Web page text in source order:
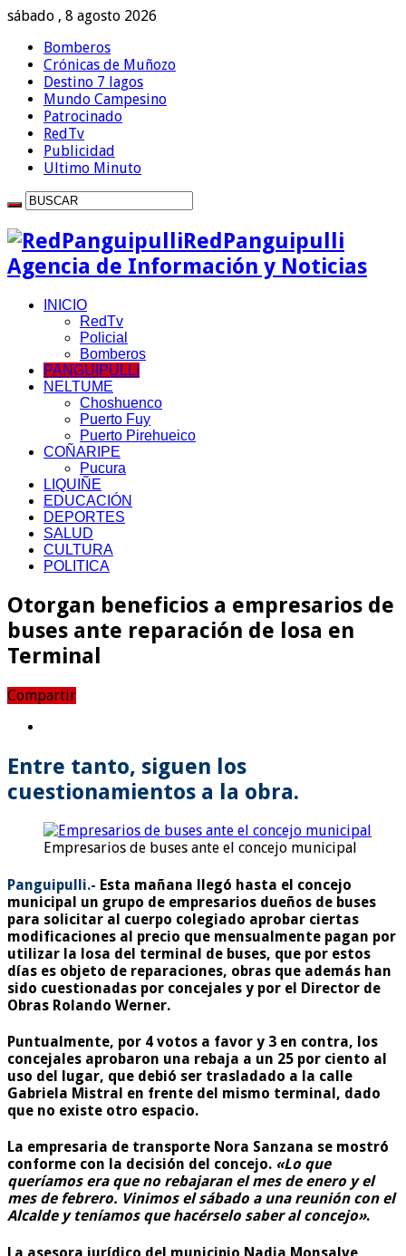
sábado , 8 agosto 2026
Bomberos
Crónicas de Muñozo
Destino 7 lagos
Mundo Campesino
Patrocinado
RedTv
Publicidad
Ultimo Minuto
RedPanguipulli
Agencia de Información y Noticias
INICIO
RedTv
Policial
Bomberos
PANGUIPULLI
NELTUME
Choshuenco
Puerto Fuy
Puerto Pirehueico
COÑARIPE
Pucura
LIQUIÑE
EDUCACIÓN
DEPORTES
SALUD
CULTURA
POLITICA
Otorgan beneficios a empresarios de
buses ante reparación de losa en
Terminal
Compartir
Entre tanto, siguen los
cuestionamientos a la obra.
Empresarios de buses ante el concejo municipal
Panguipulli.- Esta mañana llegó hasta el concejo
municipal un grupo de empresarios dueños de buses
para solicitar al cuerpo colegiado aprobar ciertas
modificaciones al precio que mensualmente pagan por
utilizar la losa del terminal de buses, que por estos
días es objeto de reparaciones, obras que además han
sido cuestionadas por concejales y por el Director de
Obras Rolando Werner.
Puntualmente, por 4 votos a favor y 3 en contra, los
concejales aprobaron una rebaja a un 25 por ciento al
uso del lugar, que debió ser trasladado a la calle
Gabriela Mistral en frente del mismo terminal, dado
que no existe otro espacio.
La empresaria de transporte Nora Sanzana se mostró
conforme con la decisión del concejo. «Lo que
queríamos era que no rebajaran el mes de enero y el
mes de febrero. Vinimos el sábado a una reunión con el
Alcalde y teníamos que hacérselo saber al concejo».
La asesora jurídico del municipio Nadia Monsalve,